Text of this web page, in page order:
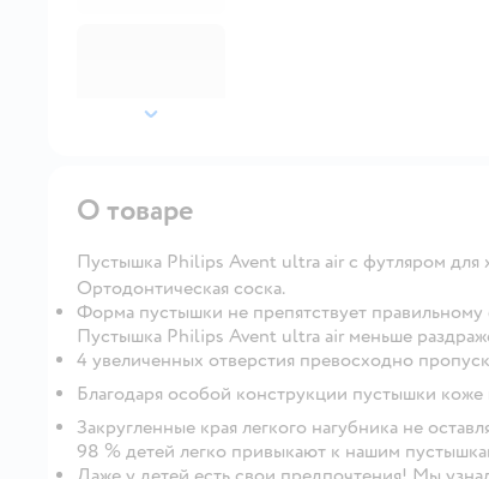
далее
О товаре
Пустышка Philips Avent ultra air с футляром для
Ортодонтическая соска.
Форма пустышки не препятствует
Пустышка Philips Avent ultra air меньше
4 увеличенных отверстия превосходно
Благодаря особой конструкции пустышки коже
Закругленные края легкого нагубника не
98 % детей легко привыкают к нашим